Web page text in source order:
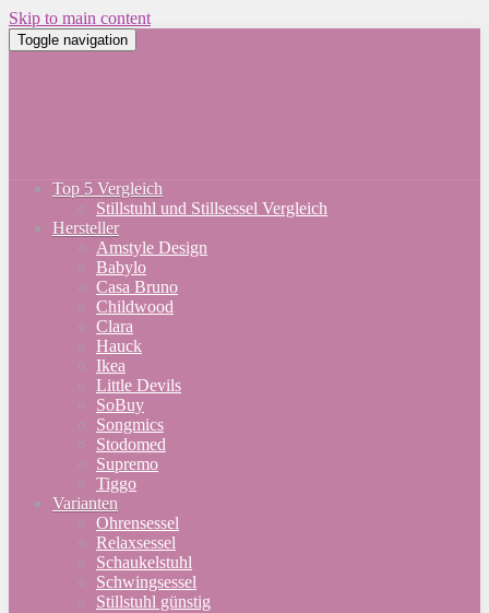
Skip to main content
Toggle navigation
Top 5 Vergleich
Stillstuhl und Stillsessel Vergleich
Hersteller
Amstyle Design
Babylo
Casa Bruno
Childwood
Clara
Hauck
Ikea
Little Devils
SoBuy
Songmics
Stodomed
Supremo
Tiggo
Varianten
Ohrensessel
Relaxsessel
Schaukelstuhl
Schwingsessel
Stillstuhl günstig